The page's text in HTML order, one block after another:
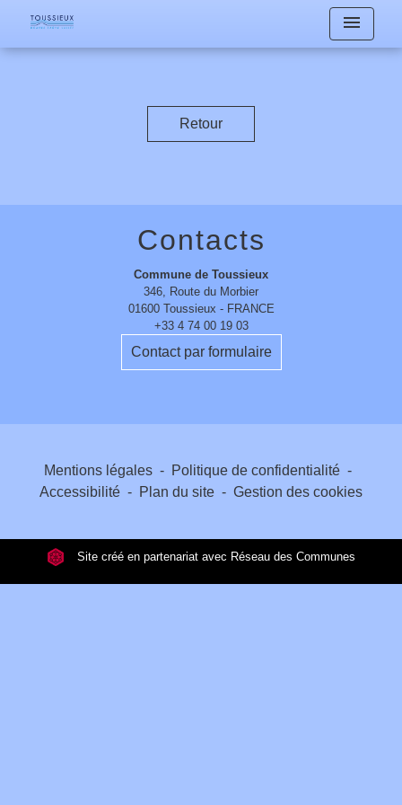
menu
Retour
Contacts
Commune de Toussieux
346, Route du Morbier
01600 Toussieux - FRANCE
+33 4 74 00 19 03
Contact par formulaire
Mentions légales - Politique de confidentialité -
Accessibilité - Plan du site - Gestion des cookies
Site créé en partenariat avec Réseau des Communes